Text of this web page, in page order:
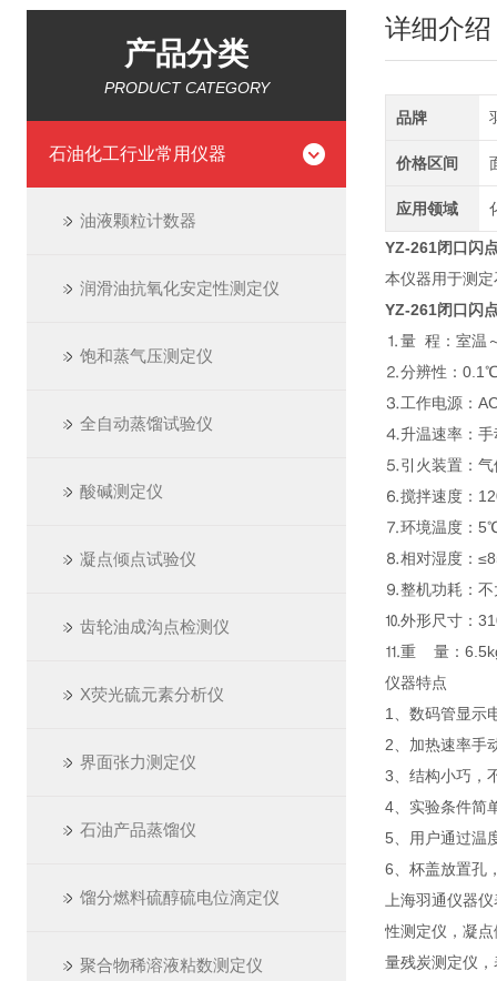
产品分类
PRODUCT CATEGORY
石油化工行业常用仪器
油液颗粒计数器
润滑油抗氧化安定性测定仪
饱和蒸气压测定仪
全自动蒸馏试验仪
酸碱测定仪
凝点倾点试验仪
齿轮油成沟点检测仪
X荧光硫元素分析仪
界面张力测定仪
石油产品蒸馏仪
馏分燃料硫醇硫电位滴定仪
聚合物稀溶液粘数测定仪
详细介绍
品牌
价格区间
应用领域
YZ-261闭口闪
本仪器用于测
YZ-261闭口闪
⒈量 程：室温
⒉分辨性：
⒊工作电源：
⒋升温速率：手
⒌引火装置：气
⒍搅拌速度：
⒎环境温度：
⒏相对湿度：
⒐整机功耗：不
⒑外形尺寸：
⒒重 量：
仪器特点
1、数码管显示
2、加热速率手
3、结构小巧，
4、实验条件简
5、用户通过温
6、杯盖放置孔
上海羽通仪器
性测定仪，凝
量残炭测定仪